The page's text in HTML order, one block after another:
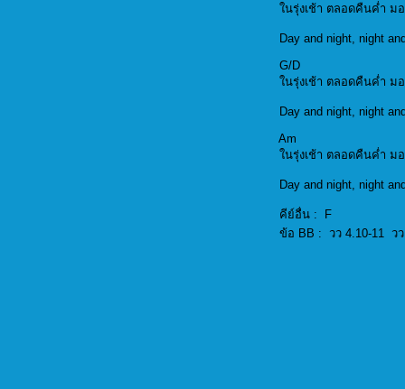
ในรุ่งเช้า ตลอ
Day and night,
G/D
ในรุ่งเช้า ตลอ
Day and night,
Am
ในรุ่งเช้า ตลอ
Day and night,
คีย์อื่น
ข้อ BB : วว 4.10-11 ว